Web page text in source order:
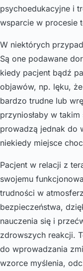
psychoedukacyjne i
wsparcie w procesie
W niektórych
Są one podawane
kiedy pacjent bądź
objawów, np. lęku,
bardzo trudne lub
przyniosłaby w
prowadzą jednak do
niekiedy miejsce
Pacjent w relacji z
swojemu
trudności w
bezpieczeństwa,
nauczenia się i
zdrowszych reakcji.
do wprowadzania
wzorce myślenia,